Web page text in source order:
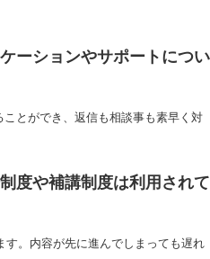
ーションやサポートについ
とができ、返信も相談事も素早く対
度や補講制度は利用されて
。内容が先に進んでしまっても遅れ